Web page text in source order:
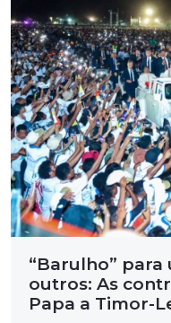
“Barulho” para
outros: As
Papa a Timor-